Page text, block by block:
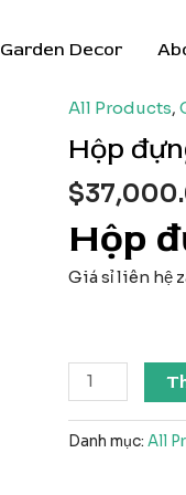
Garden Decor
All Products,
Hộp
$
Hộp
Giá sỉ liên hệ
Hộp
đựng
xà
phòng
Danh mục: All